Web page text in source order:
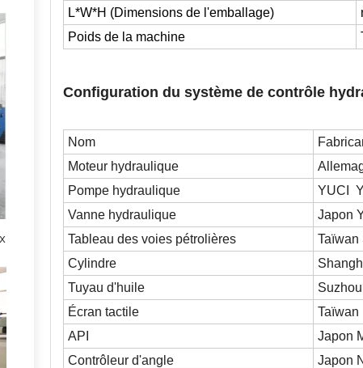
L*W*H (Dimensions de l'emballage)
Poids de la machine
Configuration du système de contrôle
Nom
Moteur hydraulique
Pompe hydraulique
YUCI
Vanne hydraulique
Japon
Tableau des voies pétrolières
Taïwan
Cylindre
Tuyau d'huile
Écran tactile
Taïwan
API
Japon
Contrôleur d'angle
Japon